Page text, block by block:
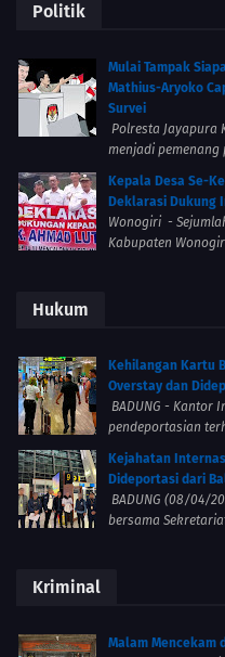
Politik
Mulai Tampak
Mathius-Aryoko
Survei
Polresta Jayapura
menjadi pemenang
Kepala Desa Se-
Deklarasi Dukung
Wonogiri -
Kabupaten
Hukum
Kehilangan Kartu
Overstay dan
BADUNG - Kantor
pendeportasian
Kejahatan
Dideportasi dari
BADUNG (08/04/
bersama
Kriminal
Malam Mencekam